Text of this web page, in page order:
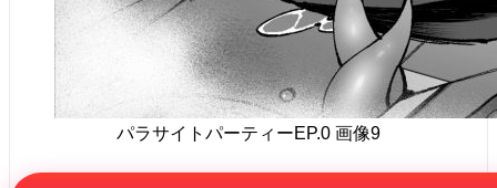
パラサイトパーティーEP.0 画像9